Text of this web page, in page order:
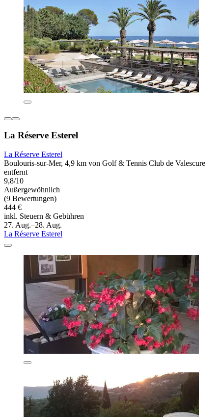
La Réserve Esterel
La Réserve Esterel
Boulouris-sur-Mer, 4,9 km von Golf & Tennis Club de Valescure
entfernt
9,8/10
Außergewöhnlich
(9 Bewertungen)
444 €
inkl. Steuern & Gebühren
27. Aug.–28. Aug.
La Réserve Esterel